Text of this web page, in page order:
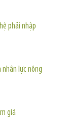
phải nhập
lực nông
giá